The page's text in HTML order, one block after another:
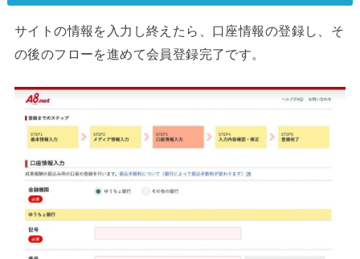
サイトの情報を入力し終えたら、口座情報の登録し、そ
の後のフローを進めて会員登録完了です。